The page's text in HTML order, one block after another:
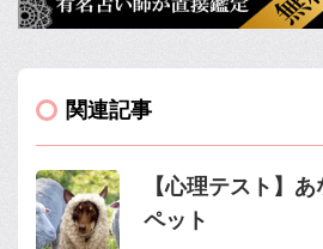
関連記事
【心理テスト】
ペット